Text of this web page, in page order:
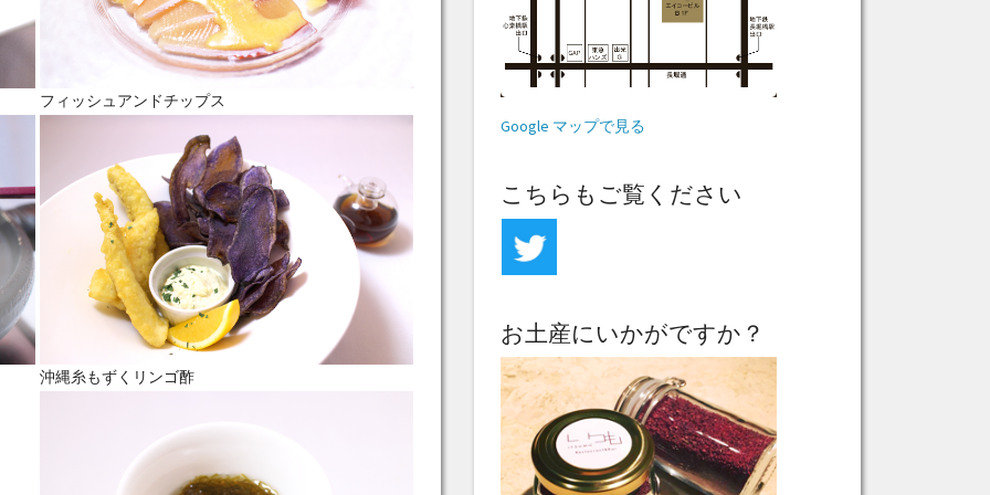
フィッシュアンドチップス
沖縄糸もずくリンゴ酢
Google マップで見る
こちらもご覧ください
お土産にいかがですか？